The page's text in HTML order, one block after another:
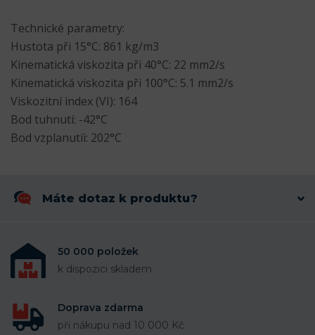
Technické parametry:
Hustota při 15°C: 861 kg/m3
Kinematická viskozita při 40°C: 22 mm2/s
Kinematická viskozita při 100°C: 5.1 mm2/s
Viskozitní index (VI): 164
Bod tuhnutí: -42°C
Bod vzplanutíi: 202°C
Máte dotaz k produktu?
50 000 položek
k dispozici skladem
Doprava zdarma
při nákupu nad 10 000 Kč